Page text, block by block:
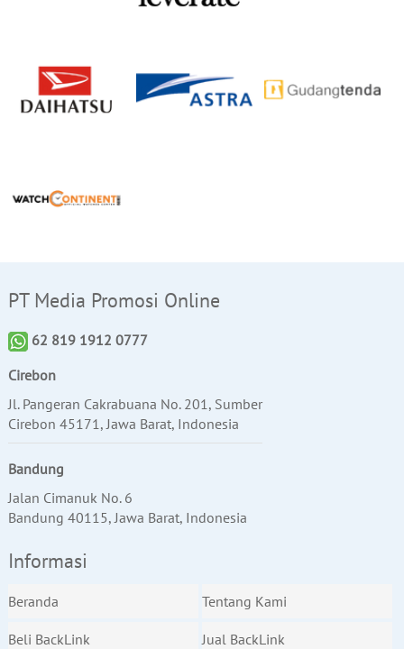
PT Media Promosi Online
62 819 1912 0777
Cirebon
Jl. Pangeran Cakrabuana No. 201, Sumber
Cirebon 45171, Jawa Barat, Indonesia
Bandung
Jalan Cimanuk No. 6
Bandung 40115, Jawa Barat, Indonesia
Informasi
Beranda Tentang Kami
Beli BackLink Jual BackLink